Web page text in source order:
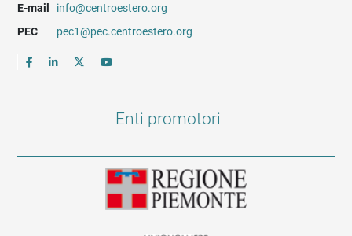
E-mail
info@centroestero.org
PEC
pec1@pec.centroestero.org
Enti promotori